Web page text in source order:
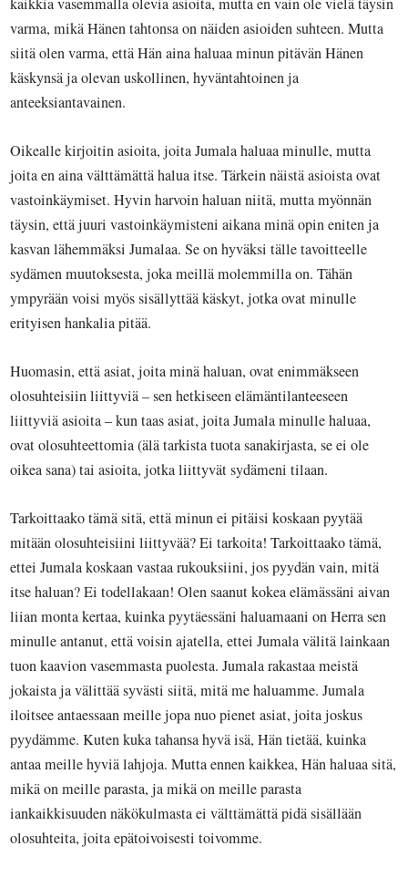
varma, mikä Hänen tahtonsa on näiden asioiden suhteen. Mutta
siitä olen varma, että Hän aina haluaa minun pitävän Hänen
käskynsä ja olevan uskollinen, hyväntahtoinen ja
anteeksiantavainen.
Oikealle kirjoitin asioita, joita Jumala haluaa minulle, mutta
joita en aina välttämättä halua itse. Tärkein näistä asioista ovat
vastoinkäymiset. Hyvin harvoin haluan niitä, mutta myönnän
täysin, että juuri vastoinkäymisteni aikana minä opin eniten ja
kasvan lähemmäksi Jumalaa. Se on hyväksi tälle tavoitteelle
sydämen muutoksesta, joka meillä molemmilla on. Tähän
ympyrään voisi myös sisällyttää käskyt, jotka ovat minulle
erityisen hankalia pitää.
Huomasin, että asiat, joita minä haluan, ovat enimmäkseen
olosuhteisiin liittyviä – sen hetkiseen elämäntilanteeseen
liittyviä asioita – kun taas asiat, joita Jumala minulle haluaa,
ovat olosuhteettomia (älä tarkista tuota sanakirjasta, se ei ole
oikea sana) tai asioita, jotka liittyvät sydämeni tilaan.
Tarkoittaako tämä sitä, että minun ei pitäisi koskaan pyytää
mitään olosuhteisiini liittyvää? Ei tarkoita! Tarkoittaako tämä,
ettei Jumala koskaan vastaa rukouksiini, jos pyydän vain, mitä
itse haluan? Ei todellakaan! Olen saanut kokea elämässäni aivan
liian monta kertaa, kuinka pyytäessäni haluamaani on Herra sen
minulle antanut, että voisin ajatella, ettei Jumala välitä lainkaan
tuon kaavion vasemmasta puolesta. Jumala rakastaa meistä
jokaista ja välittää syvästi siitä, mitä me haluamme. Jumala
iloitsee antaessaan meille jopa nuo pienet asiat, joita joskus
pyydämme. Kuten kuka tahansa hyvä isä, Hän tietää, kuinka
antaa meille hyviä lahjoja. Mutta ennen kaikkea, Hän haluaa sitä,
mikä on meille parasta, ja mikä on meille parasta
iankaikkisuuden näkökulmasta ei välttämättä pidä sisällään
olosuhteita, joita epätoivoisesti toivomme.